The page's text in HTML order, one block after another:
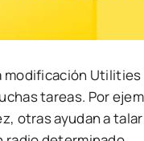
modificación
tareas. Por
otras ayudan a